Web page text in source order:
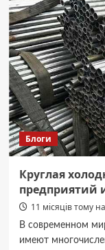
Чернівцях
до
вечора
без
води:
список
Блоги
Круглая
предприятий
11 місяців тому
В современном
имеют